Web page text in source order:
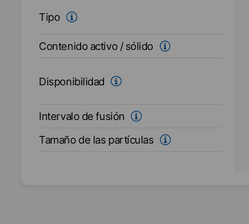
Tipo
Contenido activo / sólido
Disponibilidad
Intervalo de fusión
Tamaño de las partículas